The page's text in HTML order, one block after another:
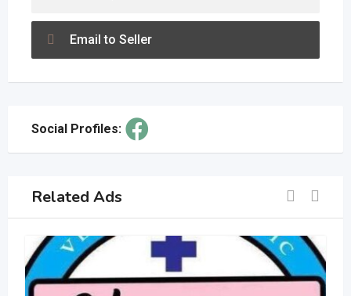
Email to Seller
Social Profiles:
Related Ads